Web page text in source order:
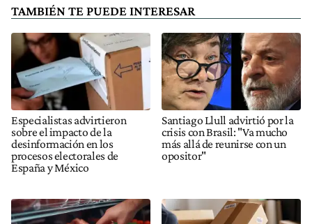
TAMBIÉN TE PUEDE INTERESAR
Especialistas advirtieron
sobre el impacto de la
desinformación en los
procesos electorales de
España y México
Santiago Llull advirtió por la
crisis con Brasil: "Va mucho
más allá de reunirse con un
opositor"